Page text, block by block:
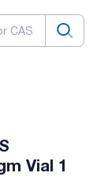
Vial 1